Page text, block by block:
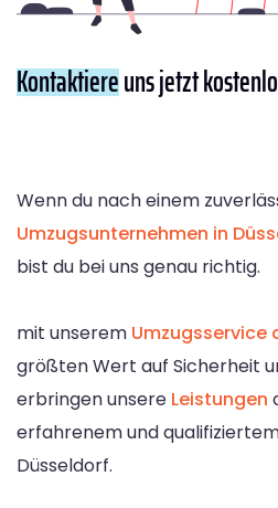
Kontaktiereuns jetzt
Wenn du nach einem
Umzugsunternehmen in
bist du bei uns genau richtig.
mit unserem Umzugsservice
größten Wert auf Sicherheit
erbringen unsere Leistungen
erfahrenem und
Düsseldorf.